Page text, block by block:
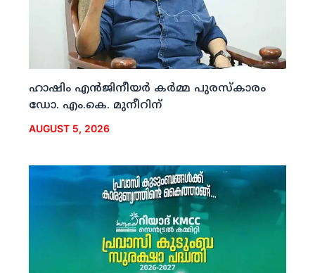
ഹാഷിം എന്‍ജിനീയര്‍ കര്‍മ്മ പുരസ്‌കാരം
ഡോ. എം.കെ. മുനീറിന്
AUGUST 5, 2026